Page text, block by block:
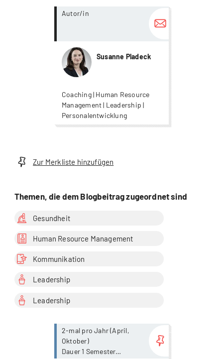
Autor/in
Susanne Pladeck
Coaching | Human Resource
Management | Leadership |
Personalentwicklung
more...
Zur Merkliste hinzufügen
Themen, die dem Blogbeitrag zugeordnet sind
Gesundheit
Human Resource Management
Kommunikation
Leadership
Leadership
2-mal pro Jahr (April,
Oktober)
Dauer 1 Semester
more...